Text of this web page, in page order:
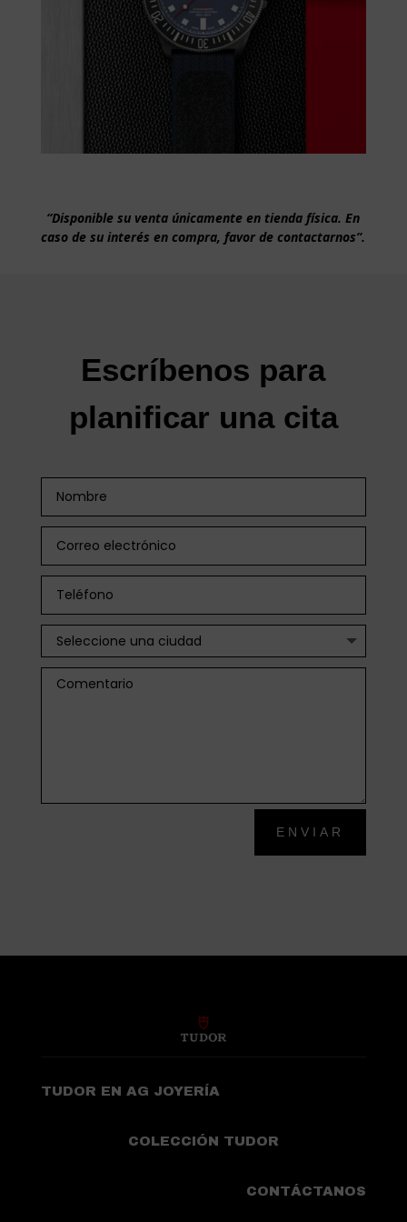
“Disponible su venta únicamente en tienda física. En
caso de su interés en compra, favor de contactarnos”.
Escríbenos para
planificar una cita
ENVIAR
TUDOR EN AG JOYERÍA
COLECCIÓN TUDOR
CONTÁCTANOS